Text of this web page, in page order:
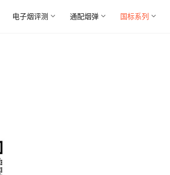
电子烟评测 通配烟弹 国标系列